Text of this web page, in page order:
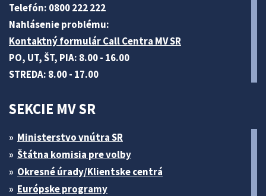
Telefón: 0800 222 222
Nahlásenie problému:
Kontaktný formulár Call Centra MV SR
PO, UT, ŠT, PIA: 8.00 - 16.00
STREDA: 8.00 - 17.00
SEKCIE MV SR
Ministerstvo vnútra SR
Štátna komisia pre volby
Okresné úrady/Klientske centrá
Európske programy